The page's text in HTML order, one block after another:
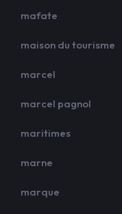
mafate
maison du tourisme
marcel
marcel pagnol
maritimes
marne
marque